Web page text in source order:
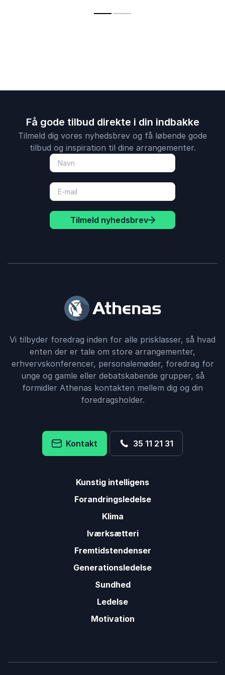
Få gode tilbud direkte i din indbakke
Tilmeld dig vores nyhedsbrev og få løbende gode
tilbud og inspiration til dine arrangementer.
Tilmeld nyhedsbrev
Vi tilbyder foredrag inden for alle prisklasser, så hvad
enten der er tale om store arrangementer,
erhvervskonferencer, personalemøder, foredrag for
unge og gamle eller debatskabende grupper, så
formidler Athenas kontakten mellem dig og din
foredragsholder.
Kontakt 35 11 21 31
Kunstig intelligens
Forandringsledelse
Klima
Iværksætteri
Fremtidstendenser
Generationsledelse
Sundhed
Ledelse
Motivation